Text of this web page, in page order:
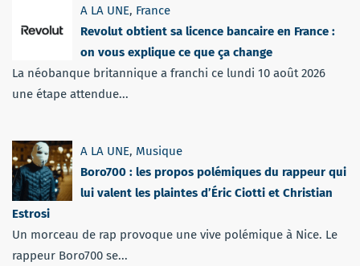
A LA UNE, France
Revolut obtient sa licence bancaire en France :
on vous explique ce que ça change
La néobanque britannique a franchi ce lundi 10 août 2026
une étape attendue...
A LA UNE, Musique
Boro700 : les propos polémiques du rappeur qui
lui valent les plaintes d’Éric Ciotti et Christian
Estrosi
Un morceau de rap provoque une vive polémique à Nice. Le
rappeur Boro700 se...